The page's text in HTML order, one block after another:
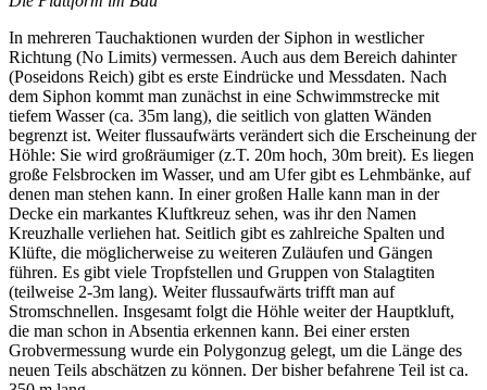
In mehreren Tauchaktionen wurden der Siphon in westlicher
Richtung (No Limits) vermessen. Auch aus dem Bereich dahinter
(Poseidons Reich) gibt es erste Eindrücke und Messdaten. Nach
dem Siphon kommt man zunächst in eine Schwimmstrecke mit
tiefem Wasser (ca. 35m lang), die seitlich von glatten Wänden
begrenzt ist. Weiter flussaufwärts verändert sich die Erscheinung der
Höhle: Sie wird großräumiger (z.T. 20m hoch, 30m breit). Es liegen
große Felsbrocken im Wasser, und am Ufer gibt es Lehmbänke, auf
denen man stehen kann. In einer großen Halle kann man in der
Decke ein markantes Kluftkreuz sehen, was ihr den Namen
Kreuzhalle verliehen hat. Seitlich gibt es zahlreiche Spalten und
Klüfte, die möglicherweise zu weiteren Zuläufen und Gängen
führen. Es gibt viele Tropfstellen und Gruppen von Stalagtiten
(teilweise 2-3m lang). Weiter flussaufwärts trifft man auf
Stromschnellen. Insgesamt folgt die Höhle weiter der Hauptkluft,
die man schon in Absentia erkennen kann. Bei einer ersten
Grobvermessung wurde ein Polygonzug gelegt, um die Länge des
neuen Teils abschätzen zu können. Der bisher befahrene Teil ist ca.